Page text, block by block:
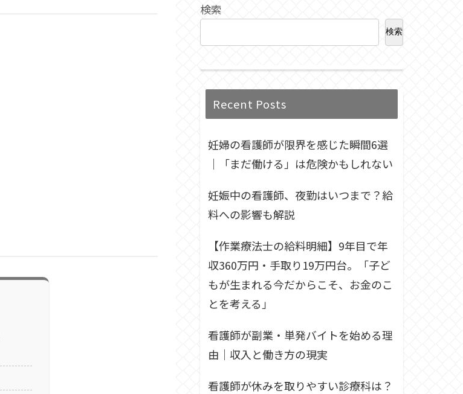
検索
検索
Recent Posts
妊婦の看護師が限界を感じた瞬間6選
｜「まだ働ける」は危険かもしれない
妊娠中の看護師、夜勤はいつまで？給
料への影響も解説
【作業療法士の給料明細】9年目で年
収360万円・手取り19万円台。「子ど
もが生まれる今だからこそ、お金のこ
とを考える」
看護師が副業・単発バイトを始める理
由｜収入と働き方の現実
看護師が休みを取りやすい診療科は？